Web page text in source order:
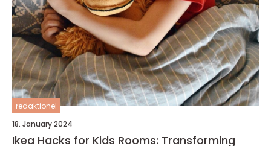
redaktionel
18. January 2024
Ikea Hacks for Kids Rooms: Transforming